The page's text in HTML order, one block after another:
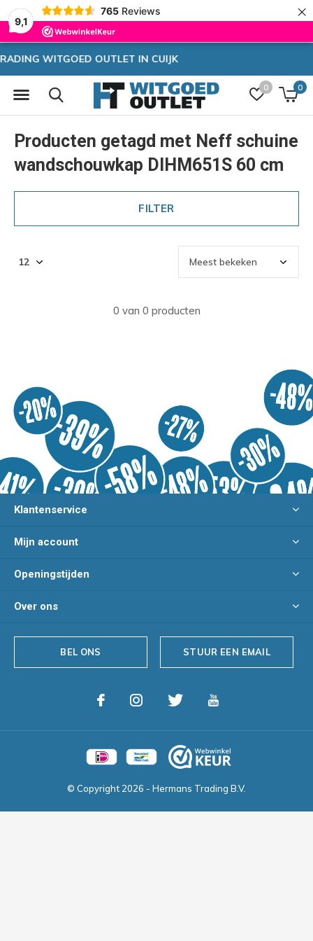
9,1
765 Reviews ×
0 0
Zeer hoge korting
Producten getagd met Neff schuine
wandschouwkap DIHM651S 60 cm
FILTER
0 van 0 producten
Klantenservice
Mijn account
Openingstijden
Over ons
BEL ONS STUUR EEN EMAIL
© Copyright 2026 - Hermans Trading B.V.